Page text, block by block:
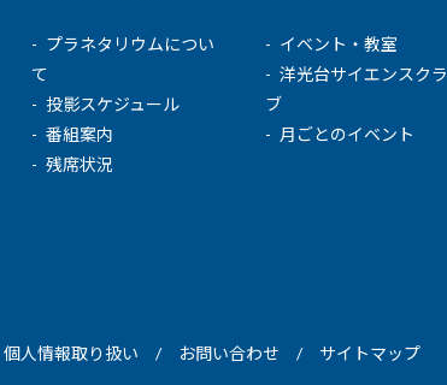
プラネタリウムについ
て
投影スケジュール
番組案内
残席状況
イベント・教室
洋光台サイエンスクラ
ブ
月ごとのイベント
個人情報取り扱い お問い合わせ サイトマップ